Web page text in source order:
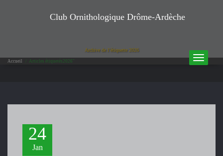
Club Ornithologique Drôme-Ardèche
T
e
Archive de l’étiquette2026
Accueil Articles étiquetés2026"
24
Jan